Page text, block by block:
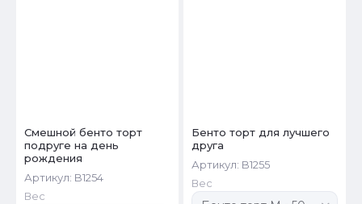
Смешной бенто торт
подруге на день
рождения
Артикул: B1254
Вес
Бенто торт для лучшего
друга
Артикул: B1255
Вес